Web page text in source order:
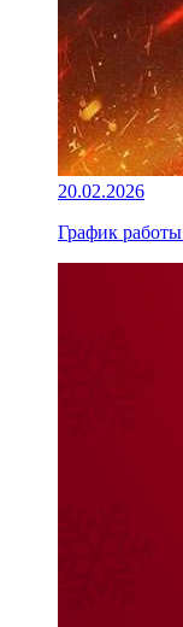
20.02.2026
График